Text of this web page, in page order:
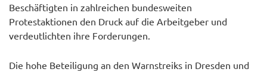
Beschäftigten in zahlreichen bundesweiten
Protestaktionen den Druck auf die Arbeitgeber und
verdeutlichten ihre Forderungen.
Die hohe Beteiligung an den Warnstreiks in Dresden und